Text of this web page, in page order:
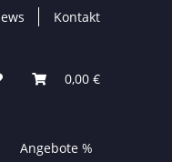
Kontakt
0,00 €
Angebote %